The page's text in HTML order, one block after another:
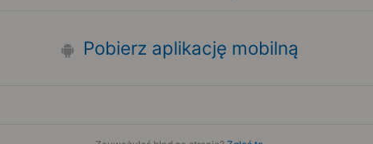
Pobierz aplikację mobilną